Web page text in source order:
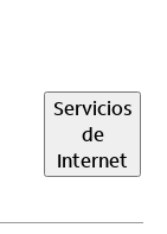
Servicios
de
Internet